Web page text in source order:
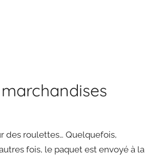
des roulettes… Quelquefois,
fois, le paquet est envoyé à la